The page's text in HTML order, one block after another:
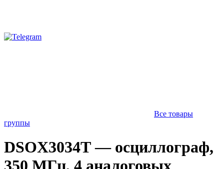
Все товары
группы
DSOX3034T — осциллограф,